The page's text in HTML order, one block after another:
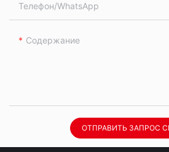
Телефон/WhatsApp
Содержание
ОТПРАВИТЬ ЗАПРОС